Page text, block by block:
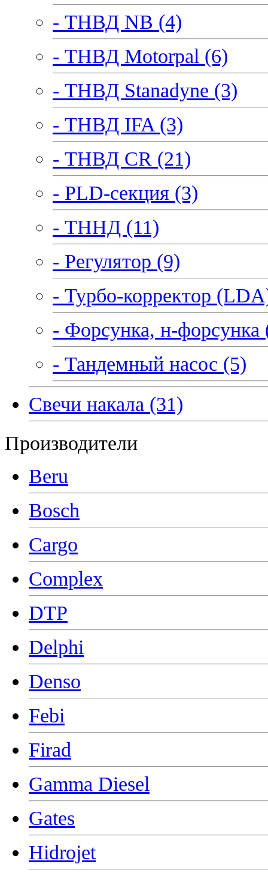
- ТНВД NB (4)
- ТНВД Motorpal (6)
- ТНВД Stanadyne (3)
- ТНВД IFA (3)
- ТНВД CR (21)
- PLD-секция (3)
- ТННД (11)
- Регулятор (9)
- Турбо-корректор
- Форсунка, н-форсунка
- Тандемный насос (5)
Свечи накала (31)
Производители
Beru
Bosch
Cargo
Complex
DTP
Delphi
Denso
Febi
Firad
Gamma Diesel
Gates
Hidrojet